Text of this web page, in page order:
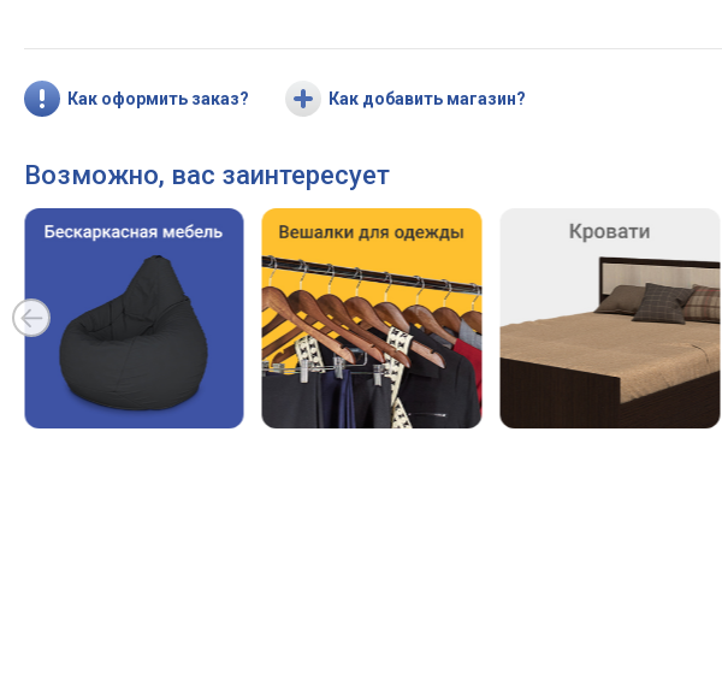
Как оформить заказ? Как добавить магазин?
Возможно, вас заинтересует